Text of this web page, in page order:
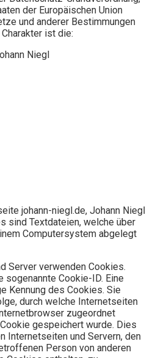
der Europäischen Union
und anderer Bestimmungen
ist die:
Niegl
johann-niegl.de, Johann Niegl
sind Textdateien, welche über
Computersystem abgelegt
Server verwenden Cookies.
Cookie-ID. Eine
Kennung des Cookies. Sie
durch welche Internetseiten
zugeordnet
gespeichert wurde. Dies
Internetseiten und Servern, den
Person von anderen